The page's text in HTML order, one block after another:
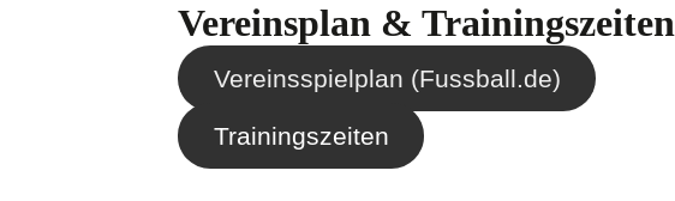
Vereinsplan & Trainingszeiten
Vereinsspielplan (Fussball.de)
Trainingszeiten